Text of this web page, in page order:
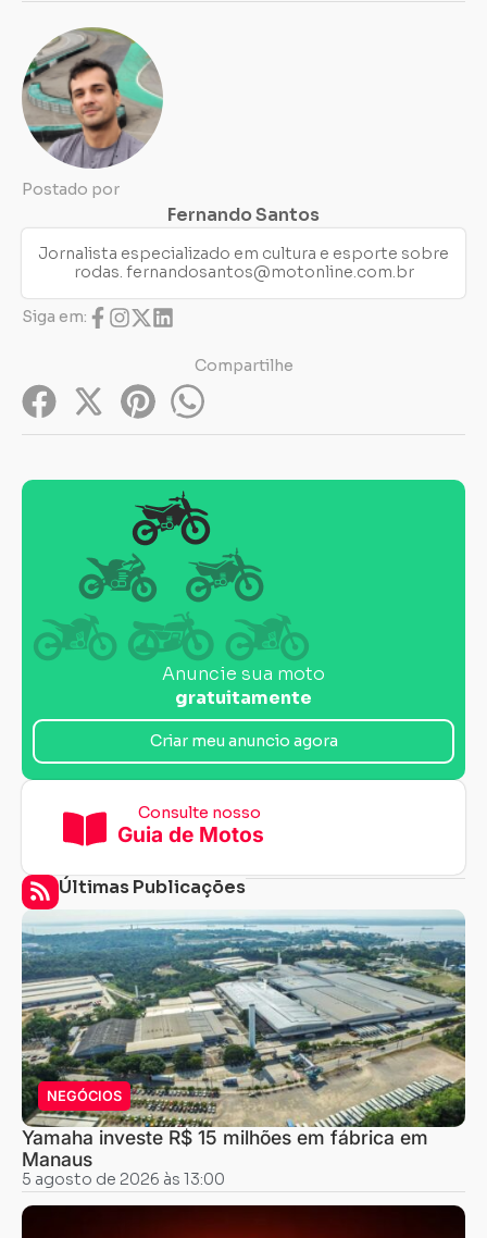
Postado por
Fernando Santos
Jornalista especializado em cultura e esporte sobre
rodas. fernandosantos@motonline.com.br
Siga em:
Compartilhe
Anuncie sua moto
gratuitamente
Criar meu anuncio agora
Consulte nosso
Guia de Motos
Últimas Publicações
NEGÓCIOS
Yamaha investe R$ 15 milhões em fábrica em
Manaus
5 agosto de 2026 às 13:00